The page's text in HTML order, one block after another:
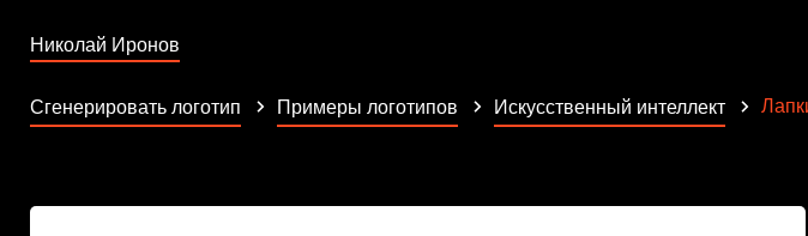
Николай Иронов
Сгенерировать логотип Примеры логотипов Искусственный интеллект